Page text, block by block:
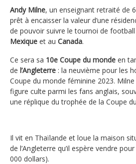
Andy Milne, un enseignant retraité de
prêt à encaisser la valeur d’une
de pouvoir suivre le tournoi de
Mexique et au Canada.
Ce sera sa 10e Coupe du monde en
de l’Angleterre : la neuvième pour les
Coupe du monde féminine 2023.
figure culte parmi les fans anglais,
une réplique du trophée de la Coupe
Il vit en Thaïlande et loue la maison
de l’Angleterre qu’il espère vendre
000 dollars).